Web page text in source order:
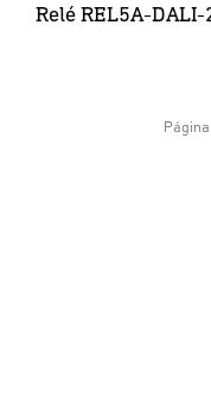
Relé REL5A-DALI-
Página